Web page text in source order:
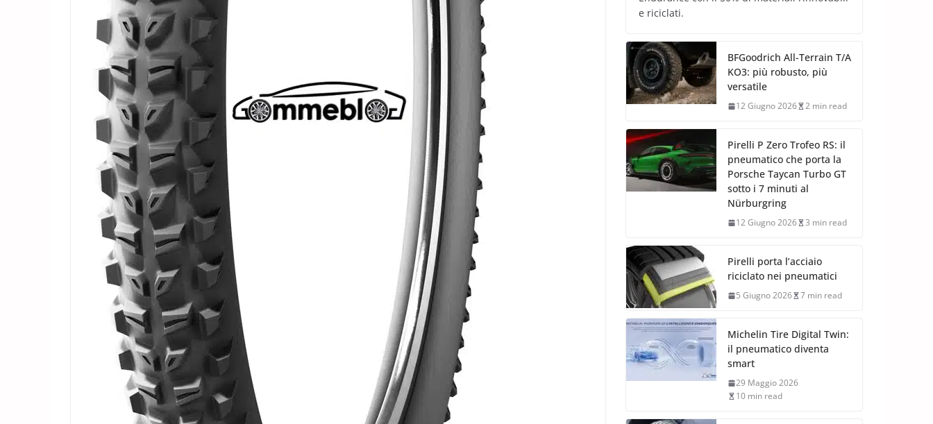
e riciclati.
BFGoodrich All-Terrain T/A
KO3: più robusto, più
versatile
12 Giugno 2026 2 min read
Pirelli P Zero Trofeo RS: il
pneumatico che porta la
Porsche Taycan Turbo GT
sotto i 7 minuti al
Nürburgring
12 Giugno 2026 3 min read
Pirelli porta l’acciaio
riciclato nei pneumatici
5 Giugno 2026 7 min read
Michelin Tire Digital Twin:
il pneumatico diventa
smart
29 Maggio 2026
10 min read